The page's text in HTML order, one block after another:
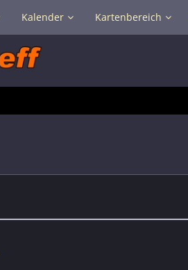
Kalender Kartenbereich